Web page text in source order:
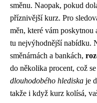
směnu. Naopak, pokud
příznivější kurz. Pro
měn, které vám
tu nejvýhodnější nabídku.
směnárnách a bankách,
do několika procent, což
dlouhodobého hlediska je
takže i když kurz kolísá,